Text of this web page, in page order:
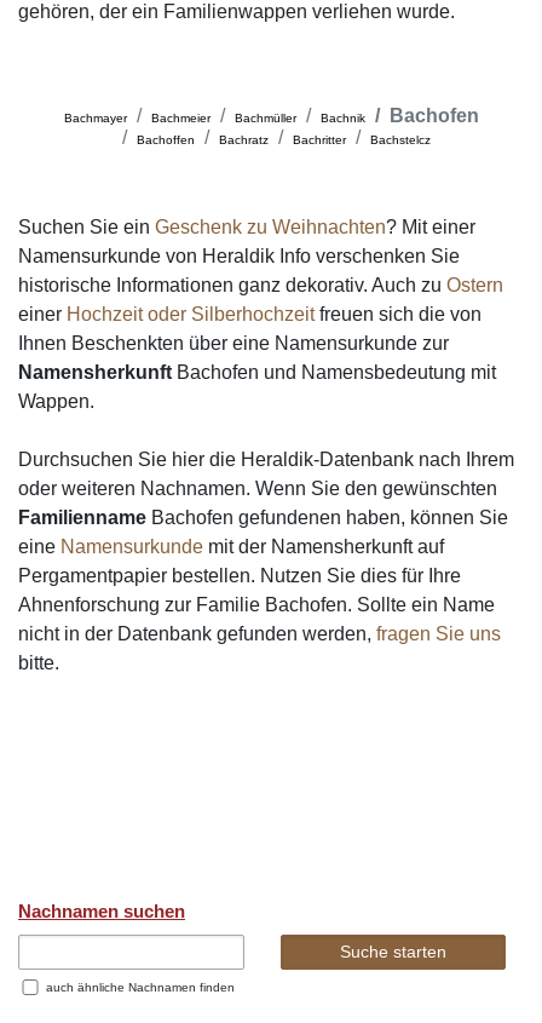
gehören, der ein Familienwappen verliehen wurde.
Bachmayer Bachmeier Bachmüller Bachnik Bachofen
Bachoffen Bachratz Bachritter Bachstelcz
Suchen Sie ein Geschenk zu Weihnachten? Mit einer
Namensurkunde von Heraldik Info verschenken Sie
historische Informationen ganz dekorativ. Auch zu Ostern
einer Hochzeit oder Silberhochzeitfreuen sich die von
Ihnen Beschenkten über eine Namensurkunde zur
Namensherkunft Bachofen und Namensbedeutung mit
Wappen.
Durchsuchen Sie hier die Heraldik-Datenbank nach Ihrem
oder weiteren Nachnamen. Wenn Sie den gewünschten
Familienname Bachofen gefundenen haben, können Sie
eine Namensurkunde mit der Namensherkunft auf
Pergamentpapier bestellen. Nutzen Sie dies für Ihre
Ahnenforschung zur Familie Bachofen. Sollte ein Name
nicht in der Datenbank gefunden werden, fragen Sie uns
bitte.
Nachnamen suchen
auch ähnliche Nachnamen finden